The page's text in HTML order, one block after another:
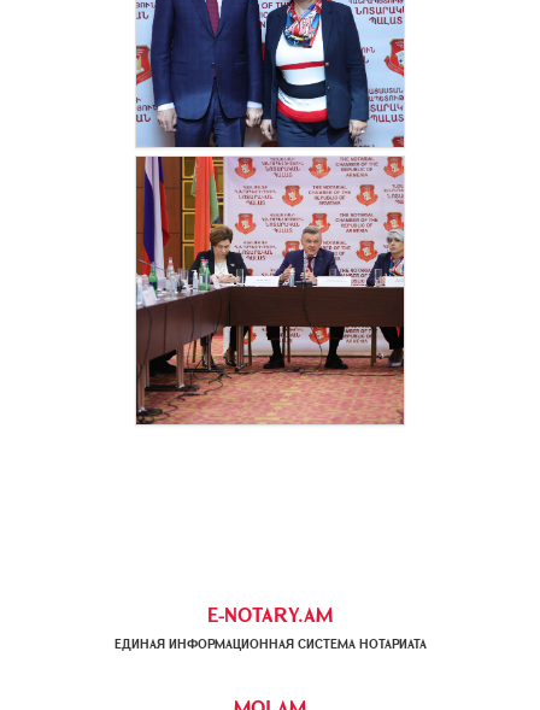
E-NOTARY.AM
ЕДИНАЯ ИНФОРМАЦИОННАЯ СИСТЕМА НОТАРИАТА